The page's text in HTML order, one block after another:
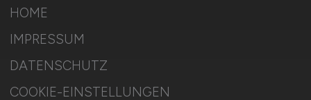
HOME
IMPRESSUM
DATENSCHUTZ
COOKIE-EINSTELLUNGEN